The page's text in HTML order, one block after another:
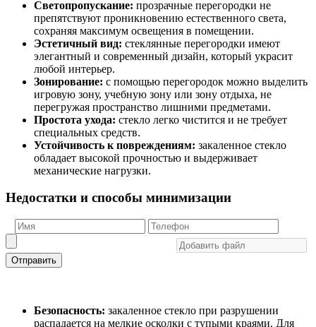
Светопропускание: прозрачные перегородки не
препятствуют проникновению естественного света,
сохраняя максимум освещения в помещении.
Эстетичный вид: стеклянные перегородки имеют
элегантный и современный дизайн, который украсит
любой интерьер.
Зонирование: с помощью перегородок можно выделить
игровую зону, учебную зону или зону отдыха, не
перегружая пространство лишними предметами.
Простота ухода: стекло легко чистится и не требует
специальных средств.
Устойчивость к повреждениям: закаленное стекло
обладает высокой прочностью и выдерживает
механические нагрузки.
Недостатки и способы минимизации
Отправить
Безопасность: закаленное стекло при разрушении
распадается на мелкие осколки с тупыми краями. Для